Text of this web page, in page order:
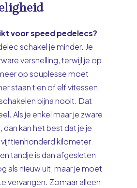
voor speed pedelecs?
schakel je minder. Je
versnelling, terwijl je op
op souplesse moet
staan tien of elf vitessen,
bijna nooit. Dat
Als je enkel maar je zware
dan kan het best dat je je
kilometer
tandje is dan afgesleten
als nieuw uit, maar je moet
vervangen. Zomaar alleen